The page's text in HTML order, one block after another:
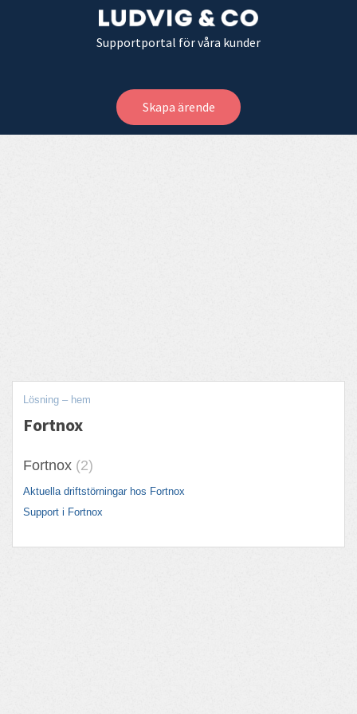
Supportportal för våra kunder
Skapa ärende
Lösning – hem
Fortnox
Fortnox 2
Aktuella driftstörningar hos Fortnox
Support i Fortnox